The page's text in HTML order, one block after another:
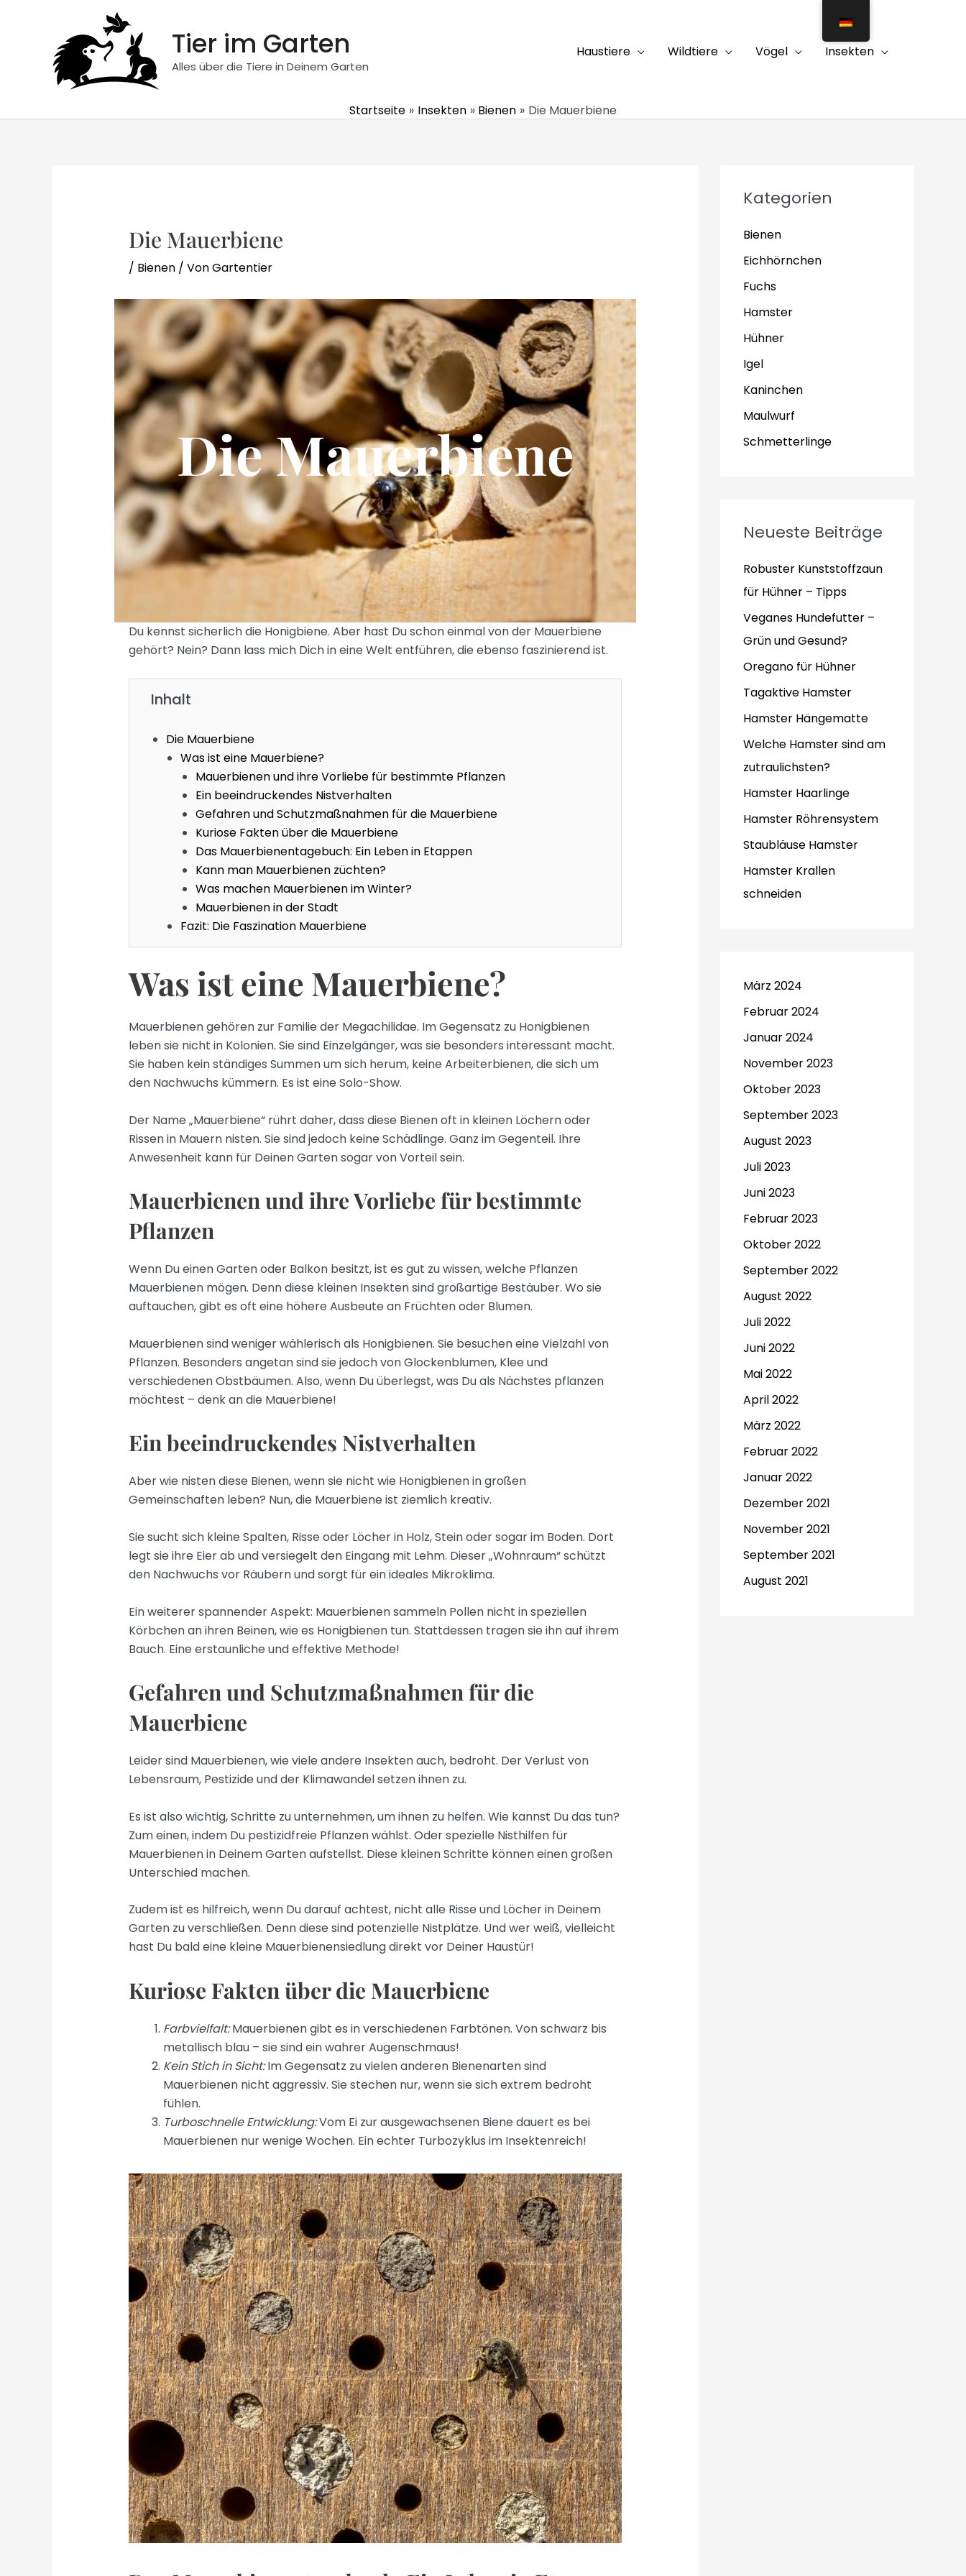
Tier im Garten
Alles über die Tiere in Deinem Garten
Haustiere Wildtiere Vögel Insekten
Startseite Insekten Bienen Die Mauerbiene
Die Mauerbiene
/ Bienen/ VonGartentier
Die Mauerbiene
Du kennst sicherlich die Honigbiene. Aber hast Du schon einmal von der Mauerbiene
gehört? Nein? Dann lass mich Dich in eine Welt entführen, die ebenso faszinierend ist.
Inhalt
Die Mauerbiene
Was ist eine Mauerbiene?
Mauerbienen und ihre Vorliebe für bestimmte Pflanzen
Ein beeindruckendes Nistverhalten
Gefahren und Schutzmaßnahmen für die Mauerbiene
Kuriose Fakten über die Mauerbiene
Das Mauerbienentagebuch: Ein Leben in Etappen
Kann man Mauerbienen züchten?
Was machen Mauerbienen im Winter?
Mauerbienen in der Stadt
Fazit: Die Faszination Mauerbiene
Was ist eine Mauerbiene?
Mauerbienen gehören zur Familie der Megachilidae. Im Gegensatz zu Honigbienen
leben sie nicht in Kolonien. Sie sind Einzelgänger, was sie besonders interessant macht.
Sie haben kein ständiges Summen um sich herum, keine Arbeiterbienen, die sich um
den Nachwuchs kümmern. Es ist eine Solo-Show.
Der Name „Mauerbiene“ rührt daher, dass diese Bienen oft in kleinen Löchern oder
Rissen in Mauern nisten. Sie sind jedoch keine Schädlinge. Ganz im Gegenteil. Ihre
Anwesenheit kann für Deinen Garten sogar von Vorteil sein.
Mauerbienen und ihre Vorliebe für bestimmte
Pflanzen
Wenn Du einen Garten oder Balkon besitzt, ist es gut zu wissen, welche Pflanzen
Mauerbienen mögen. Denn diese kleinen Insekten sind großartige Bestäuber. Wo sie
auftauchen, gibt es oft eine höhere Ausbeute an Früchten oder Blumen.
Mauerbienen sind weniger wählerisch als Honigbienen. Sie besuchen eine Vielzahl von
Pflanzen. Besonders angetan sind sie jedoch von Glockenblumen, Klee und
verschiedenen Obstbäumen. Also, wenn Du überlegst, was Du als Nächstes pflanzen
möchtest – denk an die Mauerbiene!
Ein beeindruckendes Nistverhalten
Aber wie nisten diese Bienen, wenn sie nicht wie Honigbienen in großen
Gemeinschaften leben? Nun, die Mauerbiene ist ziemlich kreativ.
Sie sucht sich kleine Spalten, Risse oder Löcher in Holz, Stein oder sogar im Boden. Dort
legt sie ihre Eier ab und versiegelt den Eingang mit Lehm. Dieser „Wohnraum“ schützt
den Nachwuchs vor Räubern und sorgt für ein ideales Mikroklima.
Ein weiterer spannender Aspekt: Mauerbienen sammeln Pollen nicht in speziellen
Körbchen an ihren Beinen, wie es Honigbienen tun. Stattdessen tragen sie ihn auf ihrem
Bauch. Eine erstaunliche und effektive Methode!
Gefahren und Schutzmaßnahmen für die
Mauerbiene
Leider sind Mauerbienen, wie viele andere Insekten auch, bedroht. Der Verlust von
Lebensraum, Pestizide und der Klimawandel setzen ihnen zu.
Es ist also wichtig, Schritte zu unternehmen, um ihnen zu helfen. Wie kannst Du das tun?
Zum einen, indem Du pestizidfreie Pflanzen wählst. Oder spezielle Nisthilfen für
Mauerbienen in Deinem Garten aufstellst. Diese kleinen Schritte können einen großen
Unterschied machen.
Zudem ist es hilfreich, wenn Du darauf achtest, nicht alle Risse und Löcher in Deinem
Garten zu verschließen. Denn diese sind potenzielle Nistplätze. Und wer weiß, vielleicht
hast Du bald eine kleine Mauerbienensiedlung direkt vor Deiner Haustür!
Kuriose Fakten über die Mauerbiene
Farbvielfalt:Mauerbienen gibt es in verschiedenen Farbtönen. Von schwarz bis
metallisch blau – sie sind ein wahrer Augenschmaus!
Kein Stich in Sicht:Im Gegensatz zu vielen anderen Bienenarten sind
Mauerbienen nicht aggressiv. Sie stechen nur, wenn sie sich extrem bedroht
fühlen.
Turboschnelle Entwicklung:Vom Ei zur ausgewachsenen Biene dauert es bei
Mauerbienen nur wenige Wochen. Ein echter Turbozyklus im Insektenreich!
Kategorien
Bienen
Eichhörnchen
Fuchs
Hamster
Hühner
Igel
Kaninchen
Maulwurf
Schmetterlinge
Neueste Beiträge
Robuster Kunststoffzaun
für Hühner – Tipps
Veganes Hundefutter –
Grün und Gesund?
Oregano für Hühner
Tagaktive Hamster
Hamster Hängematte
Welche Hamster sind am
zutraulichsten?
Hamster Haarlinge
Hamster Röhrensystem
Staubläuse Hamster
Hamster Krallen
schneiden
März 2024
Februar 2024
Januar 2024
November 2023
Oktober 2023
September 2023
August 2023
Juli 2023
Juni 2023
Februar 2023
Oktober 2022
September 2022
August 2022
Juli 2022
Juni 2022
Mai 2022
April 2022
März 2022
Februar 2022
Januar 2022
Dezember 2021
November 2021
September 2021
August 2021